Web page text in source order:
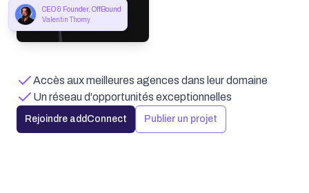
CEO & Founder, OffBound
Valentin Thomy
Accès aux meilleures agences dans leur domaine
Un réseau d'opportunités exceptionnelles
Rejoindre addConnect Publier un projet